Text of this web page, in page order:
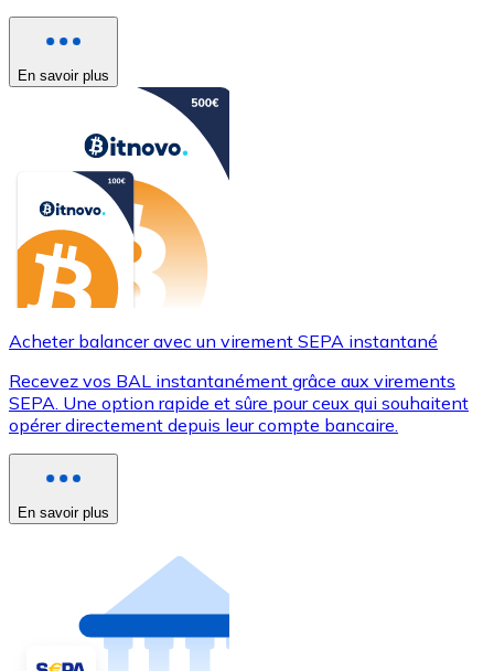
En savoir plus
Acheter balancer avec un virement SEPA instantané
Recevez vos BAL instantanément grâce aux virements
SEPA. Une option rapide et sûre pour ceux qui souhaitent
opérer directement depuis leur compte bancaire.
En savoir plus